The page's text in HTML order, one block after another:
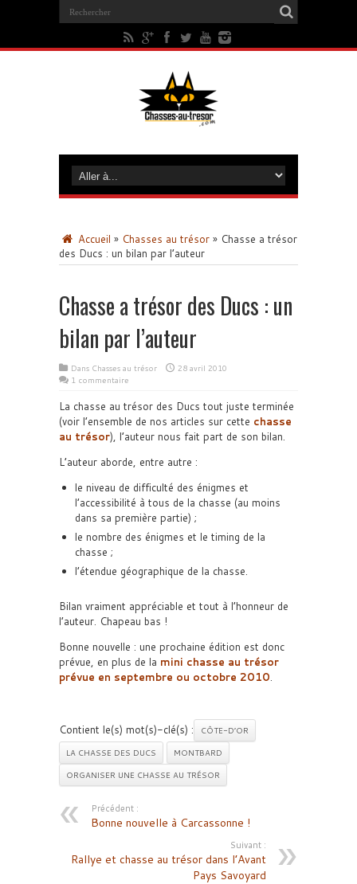
Accueil » Chasses au trésor » Chasse a trésor
des Ducs : un bilan par l’auteur
Chasse a trésor des Ducs : un
bilan par l’auteur
Dans Chasses au trésor
28 avril 2010
1 commentaire
La chasse au trésor des Ducs tout juste terminée
(voir l’ensemble de nos articles sur cette chasse
au trésor), l’auteur nous fait part de son bilan.
L’auteur aborde, entre autre :
le niveau de difficulté des énigmes et
l’accessibilité à tous de la chasse (au moins
dans sa première partie) ;
le nombre des énigmes et le timing de la
chasse ;
l’étendue géographique de la chasse.
Bilan vraiment appréciable et tout à l’honneur de
l’auteur. Chapeau bas !
Bonne nouvelle : une prochaine édition est donc
prévue, en plus de la mini chasse au trésor
prévue en septembre ou octobre 2010.
Contient le(s) mot(s)-clé(s) :
CÔTE-D’OR
LA CHASSE DES DUCS
MONTBARD
ORGANISER UNE CHASSE AU TRÉSOR
Précédent :
Bonne nouvelle à Carcassonne !
Suivant :
Rallye et chasse au trésor dans l’Avant
Pays Savoyard